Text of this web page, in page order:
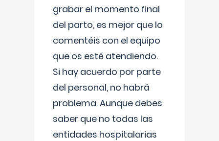
grabar el momento final
del parto, es mejor que lo
comentéis con el equipo
que os esté atendiendo.
Si hay acuerdo por parte
del personal, no habrá
problema. Aunque debes
saber que no todas las
entidades hospitalarias